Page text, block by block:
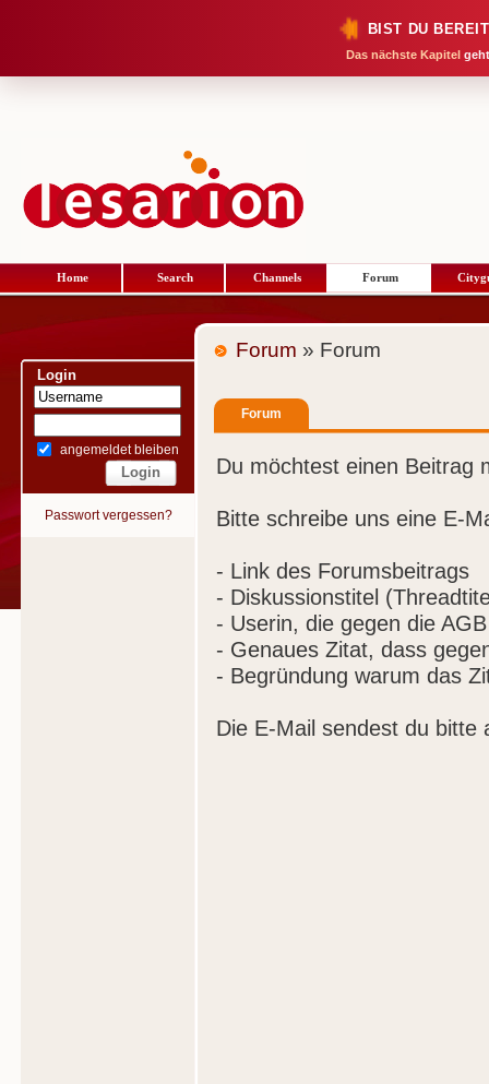
BIST DU
Das nächste Kapitel
Home Search Channels Forum
Login
angemeldet bleiben
Passwort vergessen?
Forum » Forum
Forum
Du möchtest einen Beitrag
Bitte schreibe uns eine E-
- Link des Forumsbeitrags
- Diskussionstitel
- Userin, die gegen die
- Genaues Zitat, dass
- Begründung warum das
Die E-Mail sendest du bitte